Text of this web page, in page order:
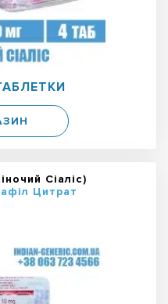
Сіаліс)
Цитрат